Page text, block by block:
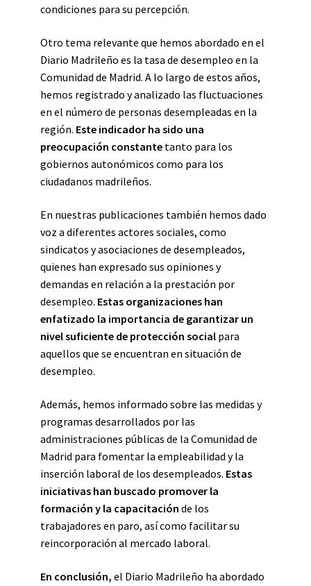
condiciones para su percepción.
Otro tema relevante que hemos abordado en el
Diario Madrileño es la tasa de desempleo en la
Comunidad de Madrid. A lo largo de estos años,
hemos registrado y analizado las fluctuaciones
en el número de personas desempleadas en la
región. Este indicador ha sido una
preocupación constante tanto para los
gobiernos autonómicos como para los
ciudadanos madrileños.
En nuestras publicaciones también hemos dado
voz a diferentes actores sociales, como
sindicatos y asociaciones de desempleados,
quienes han expresado sus opiniones y
demandas en relación a la prestación por
desempleo. Estas organizaciones han
enfatizado la importancia de garantizar un
nivel suficiente de protección social para
aquellos que se encuentran en situación de
desempleo.
Además, hemos informado sobre las medidas y
programas desarrollados por las
administraciones públicas de la Comunidad de
Madrid para fomentar la empleabilidad y la
inserción laboral de los desempleados. Estas
iniciativas han buscado promover la
formación y la capacitación de los
trabajadores en paro, así como facilitar su
reincorporación al mercado laboral.
En conclusión, el Diario Madrileño ha abordado